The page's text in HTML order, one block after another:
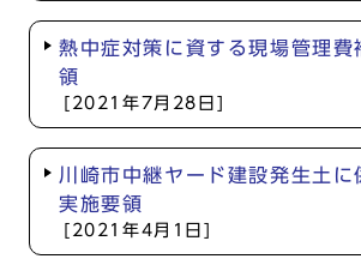
熱中症対策に資する現場管理費
領
[2021年7月28日]
川崎市中継ヤード建設発生土に
実施要領
[2021年4月1日]